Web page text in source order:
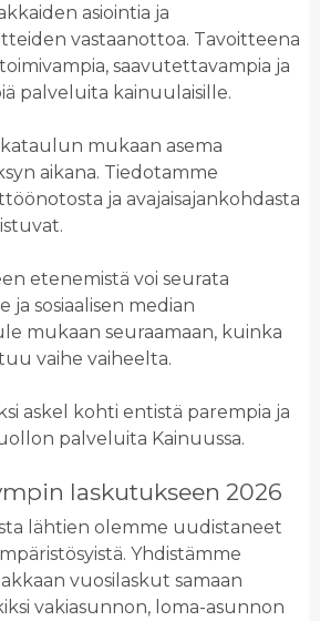
asiointia ja
vastaanottoa. Tavoitteena
saavutettavampia ja
palveluita kainuulaisille.
mukaan asema
aikana. Tiedotamme
ja avajaisajankohdasta
etenemistä voi seurata
ja sosiaalisen median
mukaan seuraamaan, kuinka
vaihe vaiheelta.
askel kohti entistä parempia ja
palveluita Kainuussa.
laskutukseen 2026
lähtien olemme uudistaneet
Yhdistämme
vuosilaskut samaan
vakiasunnon, loma-asunnon